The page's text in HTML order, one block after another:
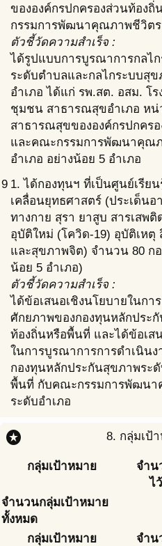
ขององค์กรปกครองส่วนท้อง
กรรมการพัฒนาคุณภาพชีวิตร
ตัวชี้วัดความสำเร็จ :
ได้รูปแบบการบูรณาการกลไ
ระดับตำบลและกลไกระบบสุข
อำเภอ ได้แก่ รพ.สต. อสม. โร
ชุมชน สาธารณสุขอำเภอ หน่
สาธารณสุขขององค์กรปกคร
และคณะกรรมการพัฒนาคุณ
อำเภอ อย่างน้อย 5 อำเภอ
9 1. ได้กองทุนฯ ที่เป็นศูนย์เรีย
เคลื่อนยุทธศาสตร์ (ประเด็นอ
ทางกาย สุรา ยาสูบ สารเสพ
อุบัติใหม่ (โควิด-19) อุบัติเหตุ
และสุขภาพจิต) จำนวน 80 ก
น้อย 5 อำเภอ)
ตัวชี้วัดความสำเร็จ :
ได้ข้อเสนอเชิงนโยบายในกา
ศักยภาพของกองทุนหลักประ
ท้องถิ่นหรือพื้นที่ และได้ข้อเส
ในการบูรณาการการดำเนินง
กองทุนหลักประกันสุขภาพระ
พื้นที่ กับคณะกรรมการพัฒน
ระดับอำเภอ
stars 8. กลุ่มเป้
กลุ่มเป้าหมาย
จำน
ไ
จำนวนกลุ่มเป้าหมาย
ทั้งหมด
กลุ่มเป้าหมาย
จำน